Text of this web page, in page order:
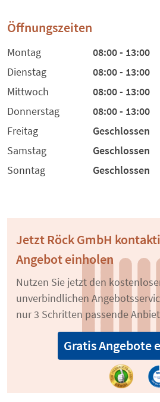
Öffnungszeiten
Montag
08:00 - 13:00
Dienstag
08:00 - 13:00
Mittwoch
08:00 - 13:00
Donnerstag
08:00 - 13:00
Freitag
Geschlossen
Samstag
Geschlossen
Sonntag
Geschlossen
Jetzt Röck GmbH
Angebot einholen
Nutzen Sie jetzt den
unverbindlichen
nur 3 Schritten passende
Gratis Angebote